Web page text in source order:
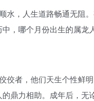
水，人生道路畅通无阻
，哪个月份出生的属龙
佼者，他们天生个性鲜
鼎力相助。成年后，